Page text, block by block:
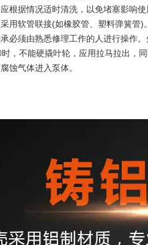
根据情况适时清洗，以免堵塞影响使
用软管联接(如橡胶管、塑料弹簧管)。
必须由熟悉修理工作的人进行操作
，不能硬撬叶轮，应用拉马拉出，
蚀气体进入泵体。